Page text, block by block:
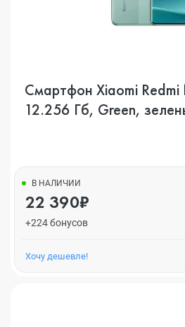
Смартфон Xiaomi
12.256 Гб, Green,
В НАЛИЧИИ
22 390₽
+224 бонусов
Хочу дешевле!